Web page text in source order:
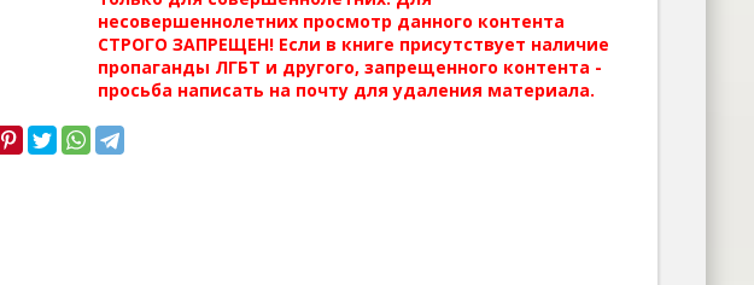
несовершеннолетних просмотр данного контента
СТРОГО ЗАПРЕЩЕН! Если в книге присутствует наличие
пропаганды ЛГБТ и другого, запрещенного контента -
просьба написать на почту для удаления материала.